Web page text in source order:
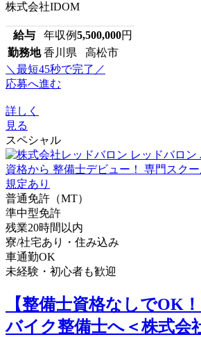
株式会社IDOM
給与 年収例5,500,000円
勤務地 香川県 高松市
＼最短45秒で完了／
応募へ進む
詳しく
見る
スペシャル
普通免許（MT）
準中型免許
残業20時間以内
寮/社宅あり・住み込み
車通勤OK
未経験・初心者も歓迎
【整備士資格なしでOK
バイク整備士へ＜株式会